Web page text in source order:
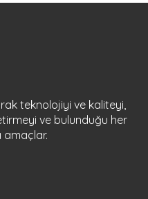
teknolojiyi ve kaliteyi,
ve bulunduğu her
amaçlar.